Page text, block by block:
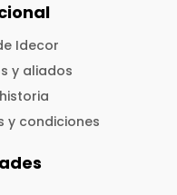
Idecor
y aliados
y condiciones